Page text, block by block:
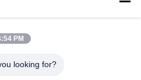
PM
looking for?